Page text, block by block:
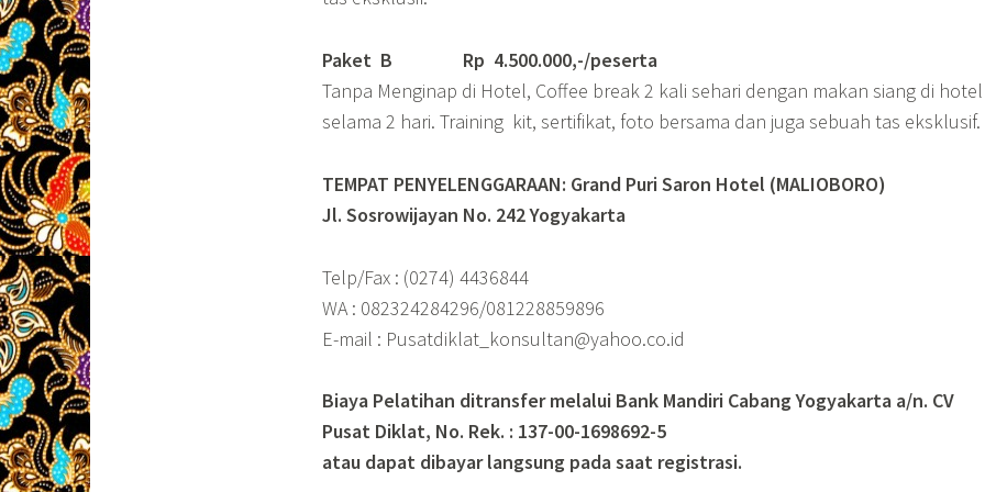
Paket B
Rp 4.500.000,-/peserta
Tanpa Menginap di Hotel, Coffee break 2 kali sehari dengan makan siang di
selama 2 hari. Training kit, sertifikat, foto bersama dan juga sebuah tas eksklusif.
TEMPAT PENYELENGGARAAN: Grand Puri Saron Hotel (MALIOBORO)
Jl. Sosrowijayan No. 242 Yogyakarta
Telp/Fax : (0274) 4436844
WA : 082324284296/081228859896
E-mail : Pusatdiklat_konsultan@yahoo.co.id
Biaya Pelatihan ditransfer melalui Bank Mandiri Cabang Yogyakarta a/n. CV
Pusat Diklat, No. Rek. : 137-00-1698692-5
atau dapat dibayar langsung pada saat registrasi.